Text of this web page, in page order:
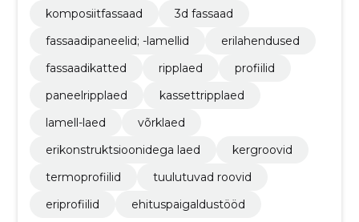
komposiitfassaad
3d fassaad
fassaadipaneelid; -lamellid
erilahendused
fassaadikatted
ripplaed
profiilid
paneelripplaed
kassettripplaed
lamell-laed
võrklaed
erikonstruktsioonidega laed
kergroovid
termoprofiilid
tuulutuvad roovid
eriprofiilid
ehituspaigaldustööd